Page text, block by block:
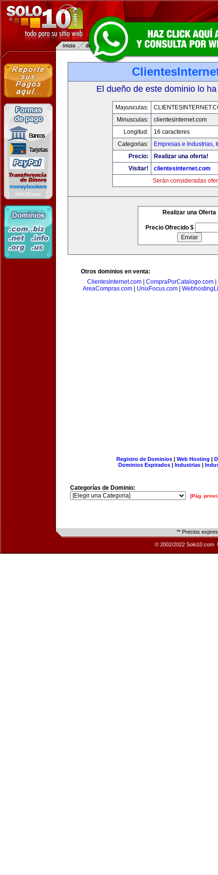
El dueño de este dominio lo
Mayusculas:
Minusculas:
clientesinternet.com
Longitud:
16 caracteres
Categorias:
Empresas e Industrias,
Precio:
Realizar una oferta!
Visitar!
clientesinternet.com
Serán consideradas
Realizar una Oferta
Precio Ofrecido $
Otros dominios en venta:
ClientesInternet.com
CompraPorCatalogo.com
AreaCompras.com
UnixFocus.com
Registro de Dominios| Web Hosting |
Dominios Expirados | Industrias |
Categorías de Dominio:
[Pág.
** Precios
© 2002/2022 Solo10.com